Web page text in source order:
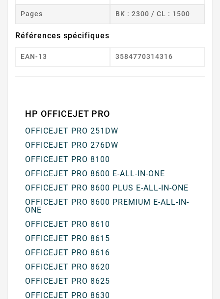
Pages BK : 2300 / CL : 1500
Références spécifiques
EAN-13 3584770314316
HP OFFICEJET PRO
OFFICEJET PRO 251DW
OFFICEJET PRO 276DW
OFFICEJET PRO 8100
OFFICEJET PRO 8600 E-ALL-IN-ONE
OFFICEJET PRO 8600 PLUS E-ALL-IN-ONE
OFFICEJET PRO 8600 PREMIUM E-ALL-IN-
ONE
OFFICEJET PRO 8610
OFFICEJET PRO 8615
OFFICEJET PRO 8616
OFFICEJET PRO 8620
OFFICEJET PRO 8625
OFFICEJET PRO 8630